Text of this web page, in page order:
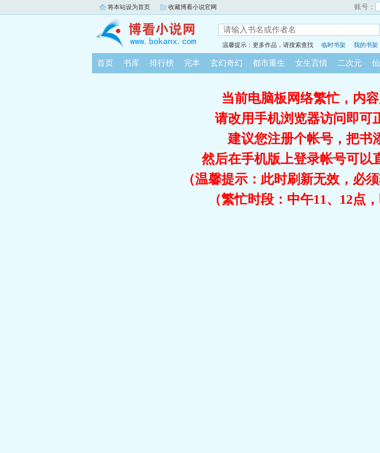
将本站设为首页 收藏博看小说官网 账号：
温馨提示：更多作品，请搜索查找 临时书架 我的书架
首页 书库 排行榜 完本 玄幻奇幻 都市重生 女生言情 二次元
当前电脑板网络繁忙，内
请改用手机浏览器访问即
建议您注册个帐号，把书
然后在手机版上登录帐号可以
（温馨提示：此时刷新无效，必
（繁忙时段：中午11、12点